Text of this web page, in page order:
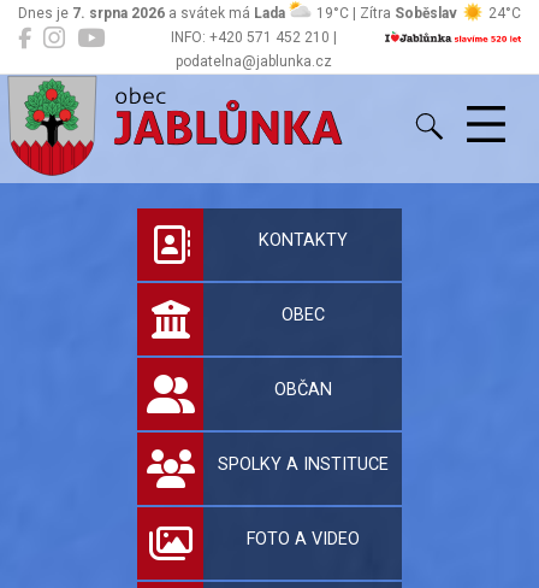
INFO: +420 571 452 210 |
podatelna@jablunka.cz
Dnes je 7. srpna 2026 a svátek má Lada 19°C | Zítra Soběslav 24°C
Jablůnka
Oficiální stránky
KONTAKTY
OBEC
OBČAN
SPOLKY A INSTITUCE
FOTO A VIDEO